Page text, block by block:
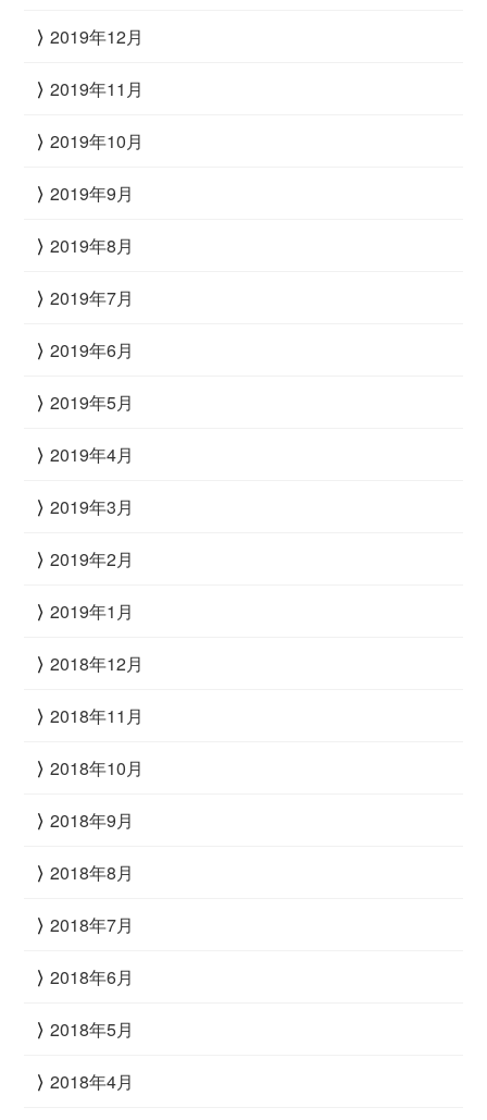
2019年12月
2019年11月
2019年10月
2019年9月
2019年8月
2019年7月
2019年6月
2019年5月
2019年4月
2019年3月
2019年2月
2019年1月
2018年12月
2018年11月
2018年10月
2018年9月
2018年8月
2018年7月
2018年6月
2018年5月
2018年4月